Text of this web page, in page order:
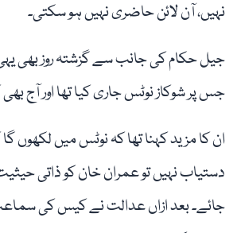
نہیں، آن لائن حاضری نہیں ہو سکتی۔
جیل حکام کی جانب سے گزشتہ روز بھی
جس پر شوکاز نوٹس جاری کیا تھا اور آج بھی
ان کا مزید کہنا تھا کہ نوٹس میں لکھوں گا
دستیاب نہیں تو عمران خان کو ذاتی